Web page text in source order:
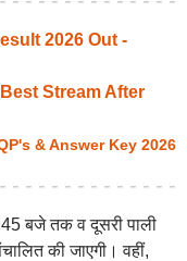
2026 Out -
Best Stream After
& Answer Key 2026
बजे तक व दूसरी पाली
की जाएगी। वहीं,